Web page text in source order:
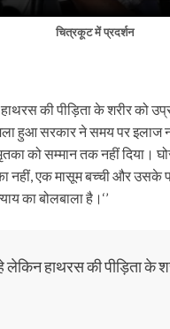
चित्रकूट में प्रदर्शन
की पीड़िता के शरीर को
हुआ सरकार ने समय पर इलाज
को सम्मान तक नहीं दिया।
नहीं, एक मासूम बच्ची और उसके
का बोलबाला है।‘’
लेकिन हाथरस की पीड़िता